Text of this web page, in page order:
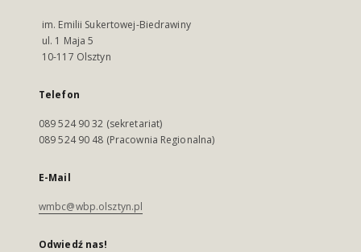
im. Emilii Sukertowej-Biedrawiny
ul. 1 Maja 5
10-117 Olsztyn
Telefon
089 524 90 32 (sekretariat)
089 524 90 48 (Pracownia Regionalna)
E-Mail
wmbc@wbp.olsztyn.pl
Odwiedź nas!